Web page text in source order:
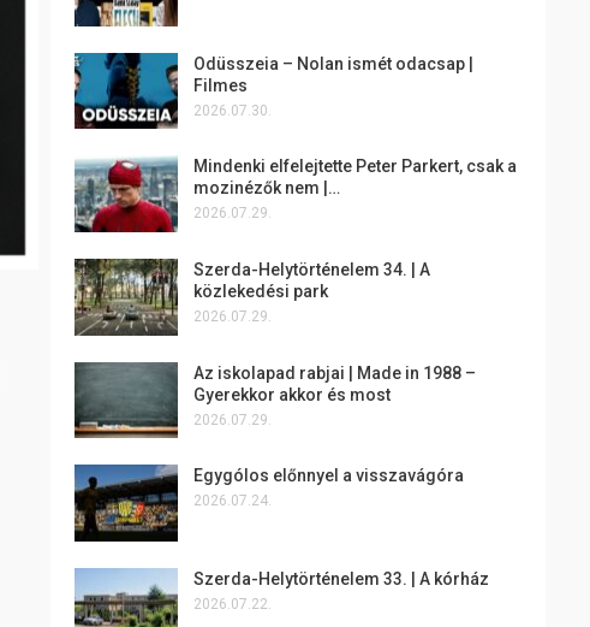
Odüsszeia – Nolan ismét odacsap |
Filmes
2026.07.30.
Mindenki elfelejtette Peter Parkert, csak a
mozinézők nem |…
2026.07.29.
Szerda-Helytörténelem 34. | A
közlekedési park
2026.07.29.
Az iskolapad rabjai | Made in 1988 –
Gyerekkor akkor és most
2026.07.29.
Egygólos előnnyel a visszavágóra
2026.07.24.
Szerda-Helytörténelem 33. | A kórház
2026.07.22.